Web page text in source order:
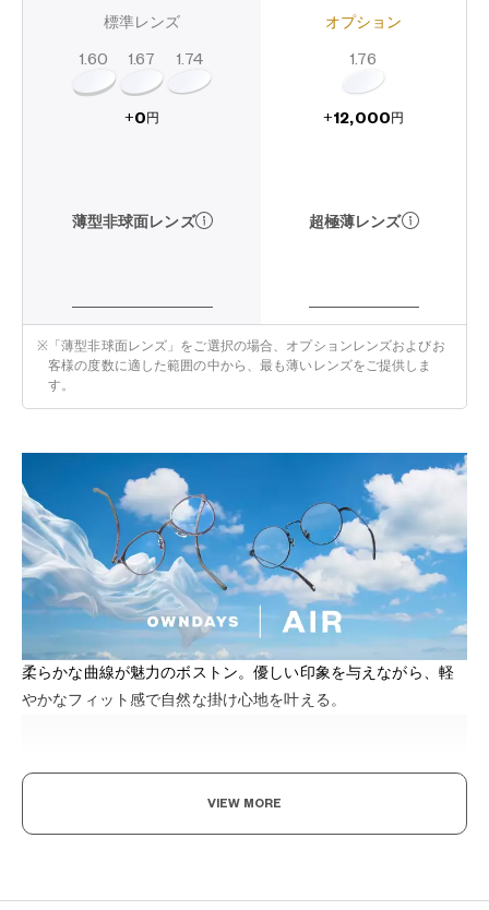
標準レンズ
1.60 1.67 1.74
+0 円
薄型非球面レンズ
オプション
1.76
+12,000 円
超極薄レンズ
※ 「薄型非球面レンズ」をご選択の場合、オプションレンズおよびお
客様の度数に適した範囲の中から、最も薄いレンズをご提供しま
す。
柔らかな曲線が魅力のボストン。優しい印象を与えながら、軽
やかなフィット感で自然な掛け心地を叶える。
VIEW MORE